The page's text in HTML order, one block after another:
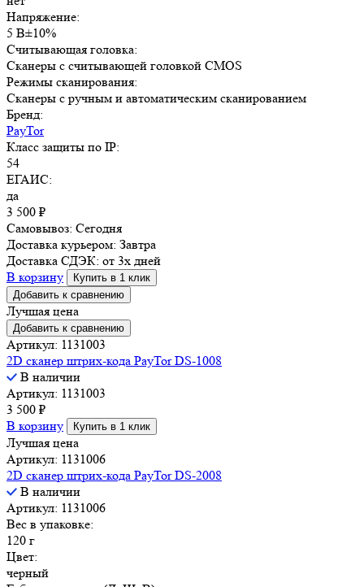
Напряжение:
5 В±10%
Считывающая головка:
Сканеры с считывающей головкой CMOS
Режимы сканирования:
Сканеры с ручным и автоматическим сканированием
Бренд:
PayTor
Класс защиты по IP:
54
ЕГАИС:
да
3 500 ₽
Самовывоз: Сегодня
Доставка курьером: Завтра
Доставка СДЭК: от 3х дней
В корзину
Купить в 1 клик
Добавить к сравнению
Лучшая цена
Добавить к сравнению
Артикул: 1131003
2D сканер штрих-кода PayTor DS-1008
В наличии
Артикул: 1131003
3 500 ₽
В корзину
Купить в 1 клик
Лучшая цена
Артикул: 1131006
2D сканер штрих-кода PayTor DS-2008
В наличии
Артикул: 1131006
Вес в упаковке:
120 г
Цвет:
черный